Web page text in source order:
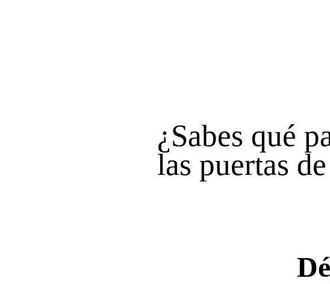
¿Sabes qué
las puertas